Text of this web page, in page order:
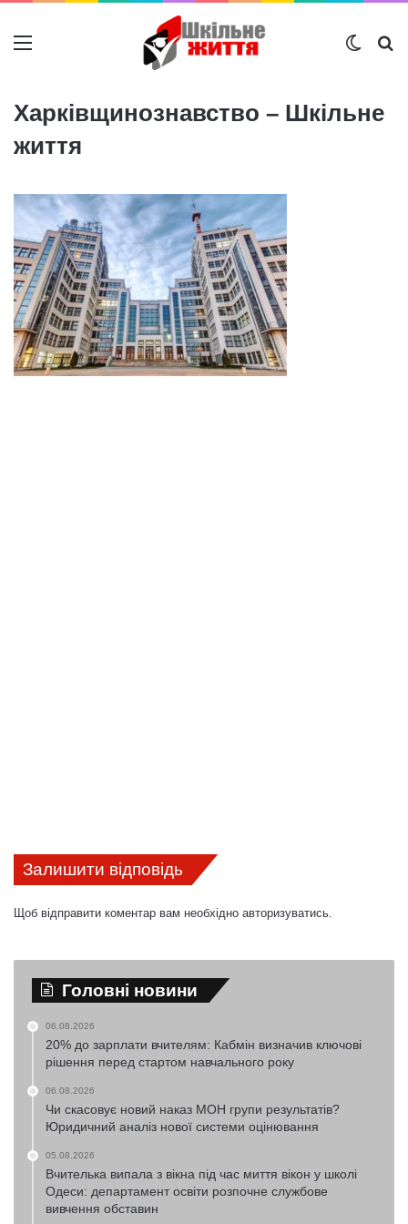
Меню
Харківщинознавство – Шкільне
життя
Залишити відповідь
Щоб відправити коментар вам необхідно авторизуватись.
Головні новини
06.08.2026
20% до зарплати вчителям: Кабмін визначив ключові
рішення перед стартом навчального року
06.08.2026
Чи скасовує новий наказ МОН групи результатів?
Юридичний аналіз нової системи оцінювання
05.08.2026
Вчителька випала з вікна під час миття вікон у школі
Одеси: департамент освіти розпочне службове
вивчення обставин